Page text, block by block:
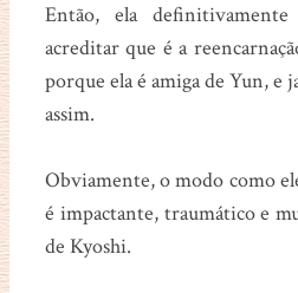
Então, ela
acreditar que é a
porque ela é amiga de Yun, e
assim.
Obviamente, o modo como
é impactante, traumático e
de Kyoshi.